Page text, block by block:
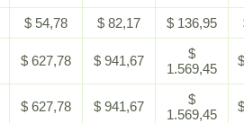
$ 54,78 $ 82,17 $ 136,95
$ 627,78 $ 941,67
$
1.569,45
$ 627,78 $ 941,67
$
1.569,45